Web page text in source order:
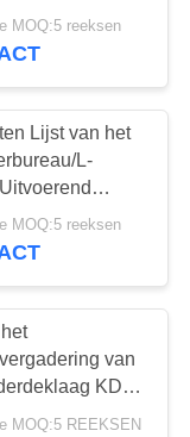
Bureau
MOQ:5 reeksen
Lijst van het
L-
MOQ:5 reeksen
van
KD
de Lijst Houten
MOQ:5 REEKSEN